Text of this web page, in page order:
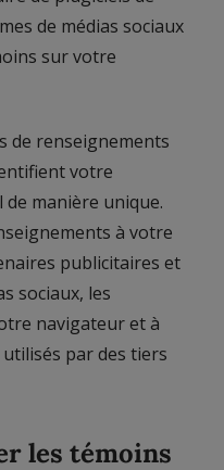
de médias sociaux
sur votre
de renseignements
votre
manière unique.
à votre
publicitaires et
sociaux, les
navigateur et à
par des tiers
les témoins